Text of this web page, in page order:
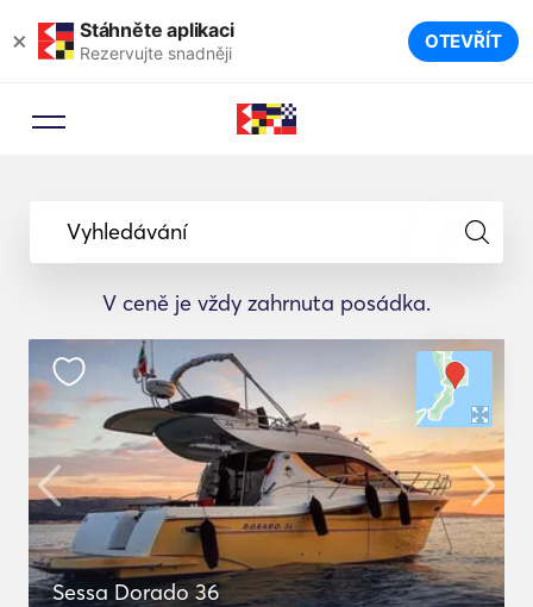
× Stáhněte aplikaci
Rezervujte snadněji OTEVŘÍT
Vyhledávání
V ceně je vždy zahrnuta posádka.
Sessa Dorado 36